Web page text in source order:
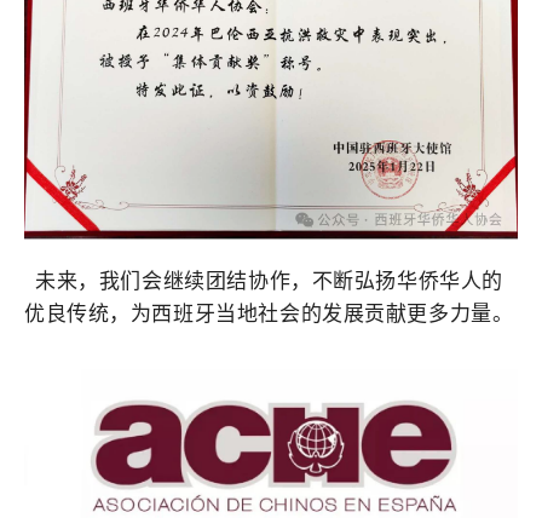
未来，我们会继续团结协作，不断弘扬华侨华人的
优良传统，为西班牙当地社会的发展贡献更多力量。